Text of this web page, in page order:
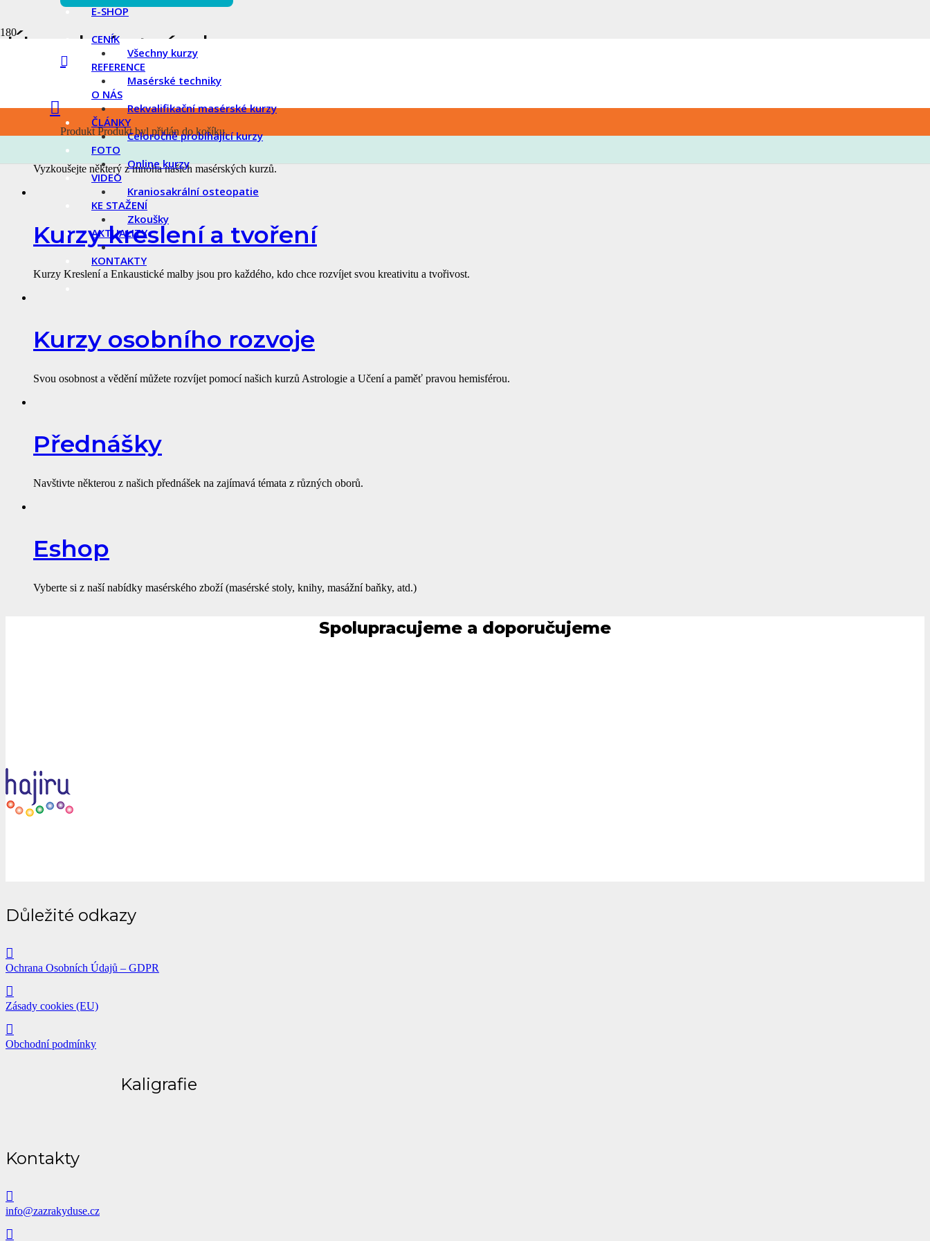
ProduktProduktbyl přidán do košíku.
E-SHOP
CENÍK
REFERENCE
O NÁS
ČLÁNKY
FOTO
VIDEO
KE STAŽENÍ
AKTUALITY
KONTAKTY
Všechny kurzy
Masérské techniky
Rekvalifikační masérské kurzy
Celoročně probíhající kurzy
Online kurzy
Kraniosakrální osteopatie
Zkoušky
Úvodní stránka
Masérské kurzy
Vyzkoušejte některý z mnoha našich masérských kurzů.
Kurzy kreslení a tvoření
Kurzy Kreslení a Enkaustické malby jsou pro každého, kdo chce rozvíjet svou kreativitu a tvořivost.
Kurzy osobního rozvoje
Svou osobnost a vědění můžete rozvíjet pomocí našich kurzů Astrologie a Učení a paměť pravou hemisférou.
Přednášky
Navštivte některou z našich přednášek na zajímavá témata z různých oborů.
Eshop
Vyberte si z naší nabídky masérského zboží (masérské stoly, knihy, masážní baňky, atd.)
Spolupracujeme a doporučujeme
Důležité odkazy
Ochrana Osobních Údajů – GDPR
Zásady cookies (EU)
Obchodní podmínky
Kaligrafie
Kontakty
info@zazrakyduse.cz